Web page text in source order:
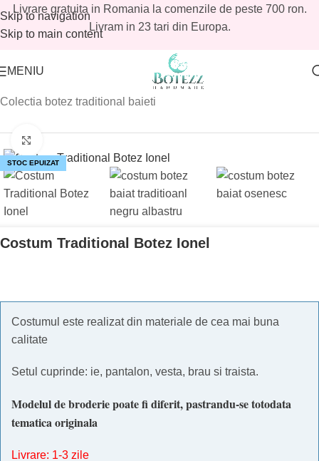
Skip to navigation
Skip to main content
Livrare gratuita in Romania la comenzile de peste 700 ron.
Livram in 23 tari din Europa.
MENIU
Colectia botez traditional
Colectia botez traditional baieti
STOC EPUIZAT
Costum Traditional Botez Ionel
Costumul este realizat din materiale de cea mai buna
calitate
Setul cuprinde: ie, pantalon, vesta, brau si traista.
Modelul de broderie poate fi diferit, pastrandu-se totodata
tematica originala
Livrare: 1-3 zile